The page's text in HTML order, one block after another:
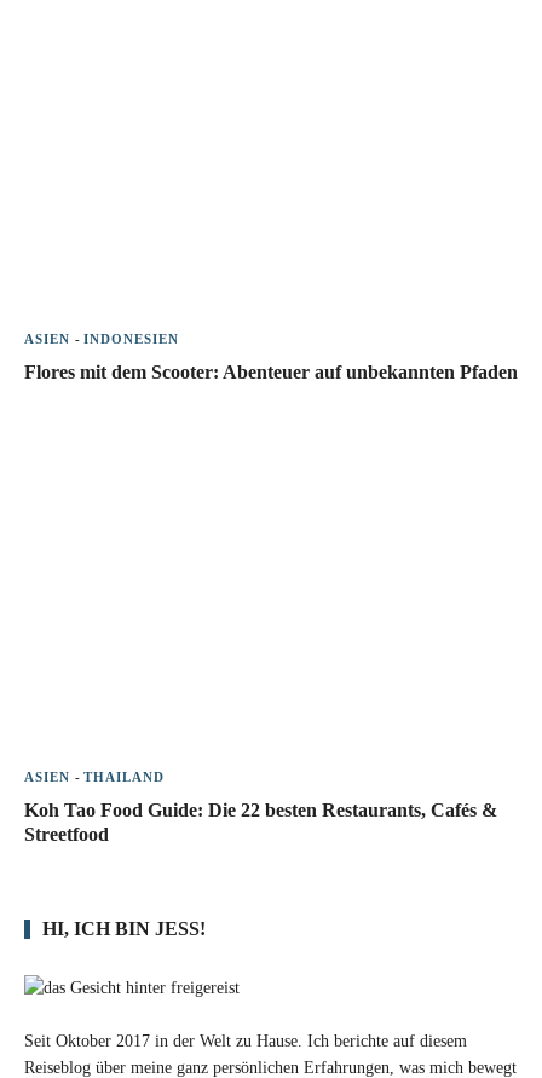
ASIEN - INDONESIEN
Flores mit dem Scooter: Abenteuer auf unbekannten Pfaden
ASIEN - THAILAND
Koh Tao Food Guide: Die 22 besten Restaurants, Cafés &
Streetfood
HI, ICH BIN JESS!
Seit Oktober 2017 in der Welt zu Hause. Ich berichte auf diesem
Reiseblog über meine ganz persönlichen Erfahrungen, was mich bewegt